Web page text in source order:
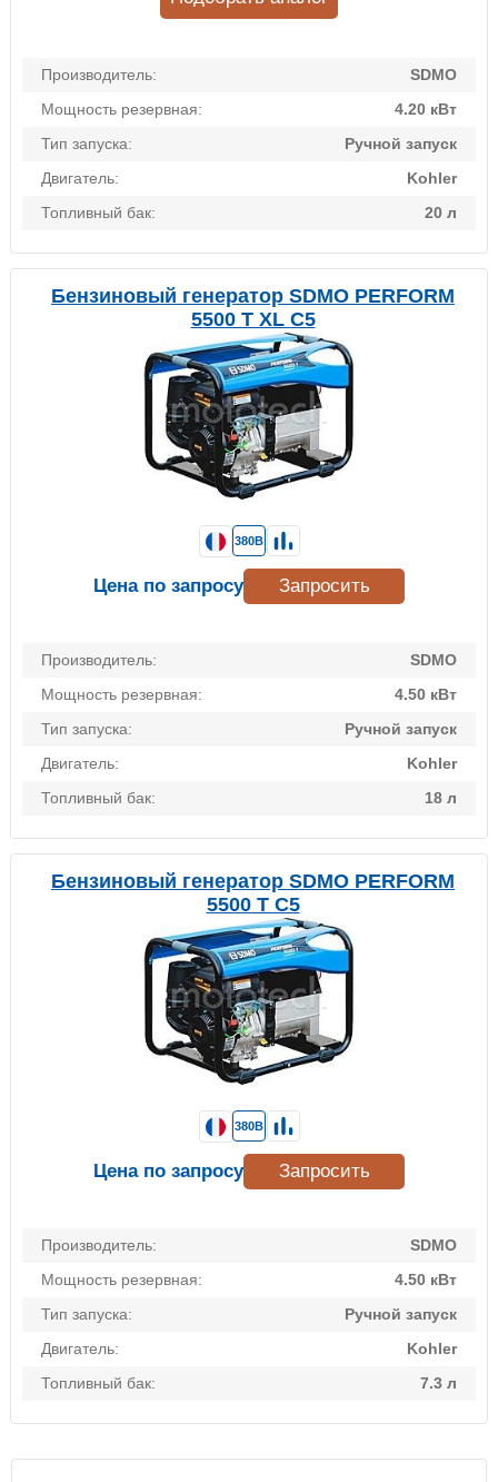
Производитель:
SDMO
Мощность резервная:
4.20 кВт
Тип запуска:
Ручной запуск
Двигатель:
Kohler
Топливный бак:
20 л
Бензиновый генератор SDMO PERFORM
5500 T XL C5
Производитель:
SDMO
Мощность резервная:
4.50 кВт
Тип запуска:
Ручной запуск
Двигатель:
Kohler
Топливный бак:
18 л
380В
Цена по запросу Запросить
Бензиновый генератор SDMO PERFORM
5500 T C5
Производитель:
SDMO
Мощность резервная:
4.50 кВт
Тип запуска:
Ручной запуск
Двигатель:
Kohler
Топливный бак:
7.3 л
380В
Цена по запросу Запросить